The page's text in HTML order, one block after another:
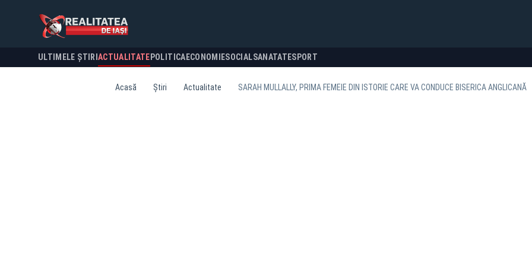
ULTIMELE ȘTIRI ACTUALITATE POLITICA ECONOMIESOCIALSANATATESPORT
Acasă Știri Actualitate SARAH MULLALLY, PRIMA FEMEIE DIN ISTORIE CARE VA CONDUCE BISERICA ANGLICANĂ